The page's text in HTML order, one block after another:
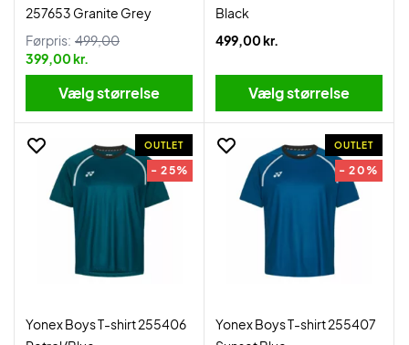
257653 Granite Grey
Førpris: 499,00
399,00 kr.
Vælg størrelse
Black
499,00 kr.
Vælg størrelse
OUTLET
- 25%
Yonex Boys T-shirt 255406
OUTLET
- 20%
Yonex Boys T-shirt 255407